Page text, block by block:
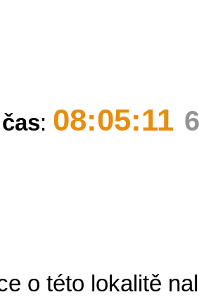
: 08:05:11
o této lokalitě